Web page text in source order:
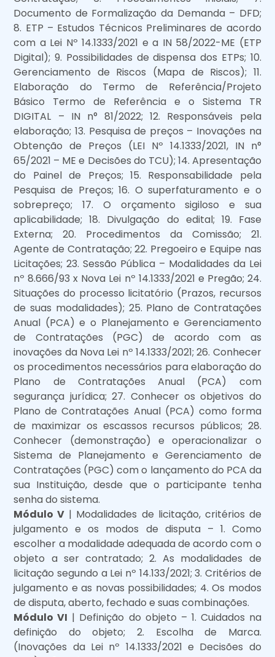
Documento de Formalização da Demanda – DFD;
8. ETP – Estudos Técnicos Preliminares de acordo
com a Lei Nº 14.1333/2021 e a IN 58/2022-ME (ETP
Digital); 9. Possibilidades de dispensa dos ETPs; 10.
Gerenciamento de Riscos (Mapa de Riscos); 11.
Elaboração do Termo de Referência/Projeto
Básico Termo de Referência e o Sistema TR
DIGITAL – IN n° 81/2022; 12. Responsáveis pela
elaboração; 13. Pesquisa de preços – Inovações na
Obtenção de Preços (LEI Nº 14.1333/2021, IN n°
65/2021 – ME e Decisões do TCU); 14. Apresentação
do Painel de Preços; 15. Responsabilidade pela
Pesquisa de Preços; 16. O superfaturamento e o
sobrepreço; 17. O orçamento sigiloso e sua
aplicabilidade; 18. Divulgação do edital; 19. Fase
Externa; 20. Procedimentos da Comissão; 21.
Agente de Contratação; 22. Pregoeiro e Equipe nas
Licitações; 23. Sessão Pública – Modalidades da Lei
nº 8.666/93 x Nova Lei nº 14.1333/2021 e Pregão; 24.
Situações do processo licitatório (Prazos, recursos
de suas modalidades); 25. Plano de Contratações
Anual (PCA) e o Planejamento e Gerenciamento
de Contratações (PGC) de acordo com as
inovações da Nova Lei nº 14.1333/2021; 26. Conhecer
os procedimentos necessários para elaboração do
Plano de Contratações Anual (PCA) com
segurança jurídica; 27. Conhecer os objetivos do
Plano de Contratações Anual (PCA) como forma
de maximizar os escassos recursos públicos; 28.
Conhecer (demonstração) e operacionalizar o
Sistema de Planejamento e Gerenciamento de
Contratações (PGC) com o lançamento do PCA da
sua Instituição, desde que o participante tenha
senha do sistema.
Módulo V | Modalidades de licitação, critérios de
julgamento e os modos de disputa – 1. Como
escolher a modalidade adequada de acordo com o
objeto a ser contratado; 2. As modalidades de
licitação segundo a Lei nº 14.133/2021; 3. Critérios de
julgamento e as novas possibilidades; 4. Os modos
de disputa, aberto, fechado e suas combinações.
Módulo VI | Definição do objeto – 1. Cuidados na
definição do objeto; 2. Escolha de Marca.
(Inovações da Lei nº 14.1333/2021 e Decisões do